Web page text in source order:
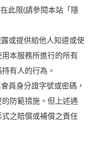
此限(請參閱本站「隱
或提供給他人知道或使
本服務所進行的所有
有人的行為。
員身分證字號或密碼，
防範措施。但上述通
之賠償或補償之責任